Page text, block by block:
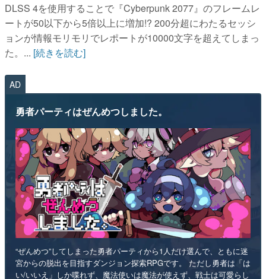
DLSS 4を使用することで『Cyberpunk 2077』のフレームレ
ートが50以下から5倍以上に増加!? 200分超にわたるセッシ
ョンが情報モリモリでレポートが10000文字を超えてしまっ
た。... [続きを読む]
AD
勇者パーティはぜんめつしました。
“ぜんめつ”してしまった勇者パーティから1人だけ選んで、ともに迷
宮からの脱出を目指すダンジョン探索RPGです。 ただし勇者は「は
い/いいえ」しか喋れず、魔法使いは魔法が使えず、戦士は可愛らし